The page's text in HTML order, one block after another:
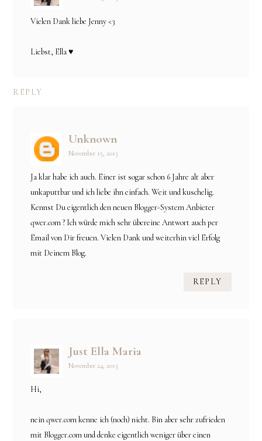
Vielen Dank liebe Jenny <3
Liebst, Ella ♥
REPLY
Unknown
November 15, 2013
Ja klar habe ich auch. Einer ist sogar schon 6 Jahre alt aber
unkaputtbar und ich liebe ihn einfach. Weit und kuschelig.
Kennst Du eigentlich den neuen Blogger-System Anbieter
qwer.com ? Ich würde mich sehr übereine Antwort auch per
Email von Dir freuen. Vielen Dank und weiterhin viel Erfolg
mit Deinem Blog.
REPLY
Just Ella Maria
November 24, 2013
Hi,
nein qwer.com kenne ich (noch) nicht. Bin aber sehr zufrieden
mit Blogger.com und denke eigentlich weniger über einen